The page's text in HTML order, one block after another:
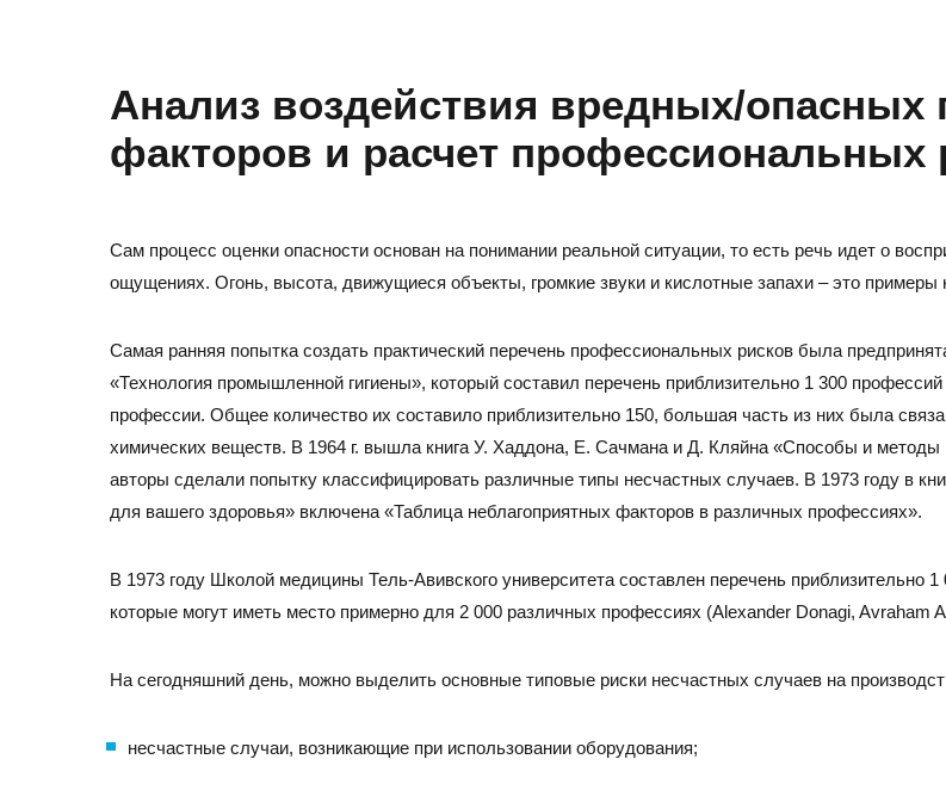
Анализ воздействия вредных/опасных
факторов и расчет профессиональных
Сам процесс оценки опасности основан на понимании реальной ситуации, то есть речь идет о
ощущениях. Огонь, высота, движущиеся объекты, громкие звуки и кислотные запахи – это примеры
Самая ранняя попытка создать практический перечень профессиональных рисков была
«Технология промышленной гигиены», который составил перечень приблизительно 1 300
профессии. Общее количество их составило приблизительно 150, большая часть из них была
химических веществ. В 1964 г. вышла книга У. Хаддона, Е. Сачмана и Д. Кляйна «Способы и методы
авторы сделали попытку классифицировать различные типы несчастных случаев. В 1973 году в
для вашего здоровья» включена «Таблица неблагоприятных факторов в различных профессиях».
В 1973 году Школой медицины Тель-Авивского университета составлен перечень приблизительно
которые могут иметь место примерно для 2 000 различных профессиях (Alexander Donagi, Avraham
На сегодняшний день, можно выделить основные типовые риски несчастных случаев на
несчастные случаи, возникающие при использовании оборудования;